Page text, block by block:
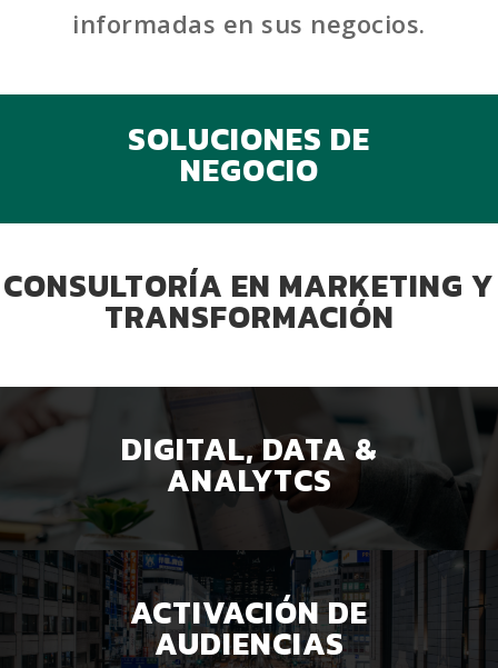
informadas en sus negocios.
SOLUCIONES DE
NEGOCIO
CONSULTORÍA EN MARKETING Y
TRANSFORMACIÓN
DIGITAL, DATA &
ANALYTCS
ACTIVACIÓN DE
AUDIENCIAS